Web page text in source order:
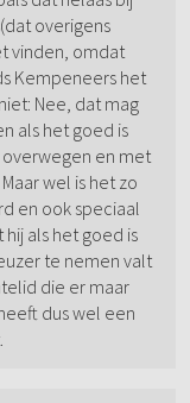
overigens
vinden, omdat
Kempeneers het
Nee, dat mag
als het goed is
en met
wel is het zo
en ook speciaal
als het goed is
te nemen valt
die er maar
dus wel een